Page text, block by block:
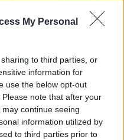
My Personal
to third parties, or
information for
use the below opt-out
note that after your
continue seeing
information utilized by
to third parties prior to
czegoś w haśle?
Dobrego słownika.